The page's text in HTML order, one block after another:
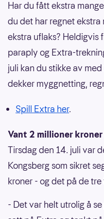
Har du fått ekstra
du det har regnet ekstra
ekstra uflaks? Heldigvis
paraply og Extra-
juli kan du stikke av
dekker myggnetting,
Spill Extra her.
Vant 2 millioner
Tirsdag den 14. juli var
Kongsberg som sikret
kroner - og det på de
- Det var helt utrolig å